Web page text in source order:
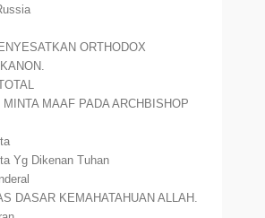
ORTHODOX
MAAF PADA ARCHBISHOP
Yg Dikenan Tuhan
DASAR KEMAHATAHUAN ALLAH.